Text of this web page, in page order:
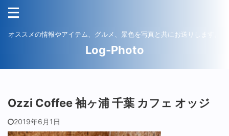
オススメの情報やアイテム、グルメ、景色を写真と共にお送りします。
Log-Photo
Ozzi Coffee 袖ヶ浦 千葉 カフェ オッジ
2019年6月1日